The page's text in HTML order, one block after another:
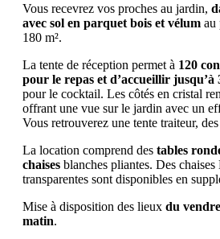
Vous recevrez vos proches au jardin,
avec sol en parquet bois et vélum au
180 m².
La tente de réception permet à 120
pour le repas et d’accueillir jusqu’à
pour le cocktail. Les côtés en cristal
offrant une vue sur le jardin avec un
Vous retrouverez une tente traiteur,
La location comprend des tables
chaises blanches pliantes. Des
transparentes sont disponibles en
Mise à disposition des lieux du
matin.